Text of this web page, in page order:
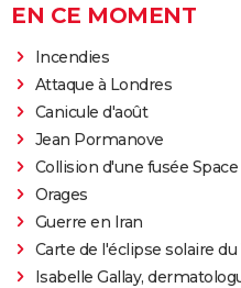
EN CE MOMENT
Incendies
Attaque à Londres
Canicule d'août
Jean Pormanove
Collision d'une fusée Space
Orages
Guerre en Iran
Carte de l'éclipse solaire du
Isabelle Gallay,